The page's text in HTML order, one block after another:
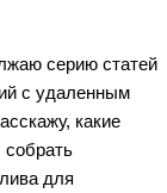
серию статей
с удаленным
какие
для